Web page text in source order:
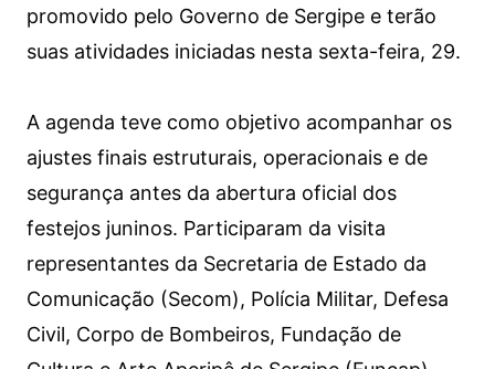
promovido pelo Governo de Sergipe e terão
suas atividades iniciadas nesta sexta-feira, 29.
A agenda teve como objetivo acompanhar os
ajustes finais estruturais, operacionais e de
segurança antes da abertura oficial dos
festejos juninos. Participaram da visita
representantes da Secretaria de Estado da
Comunicação (Secom), Polícia Militar, Defesa
Civil, Corpo de Bombeiros, Fundação de